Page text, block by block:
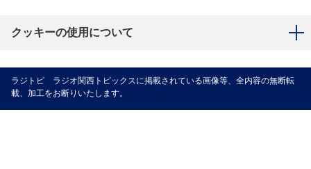
クッキーの使用について
ラジトピ ラジオ関西トピックスに掲載されている画像等、全内容の無断転
載、加工をお断りいたします。